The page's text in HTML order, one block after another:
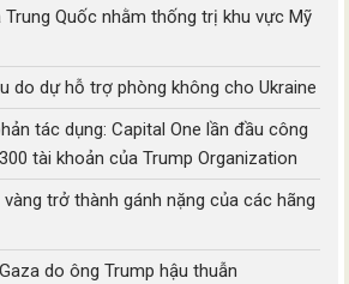
Quốc nhằm thống trị khu vực Mỹ
do dự hỗ trợ phòng không cho Ukraine
tác dụng: Capital One lần đầu công
tài khoản của Trump Organization
trở thành gánh nặng của các hãng
do ông Trump hậu thuẫn